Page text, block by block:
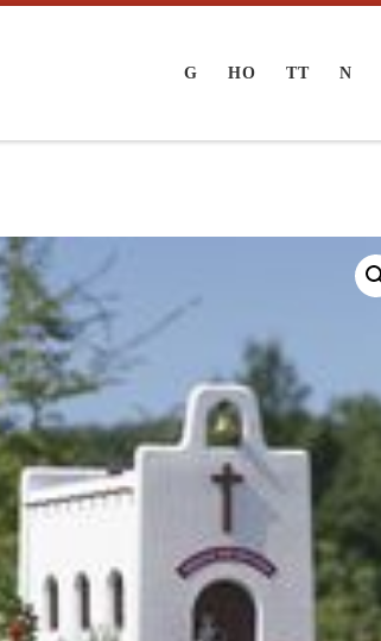
G HO TT N